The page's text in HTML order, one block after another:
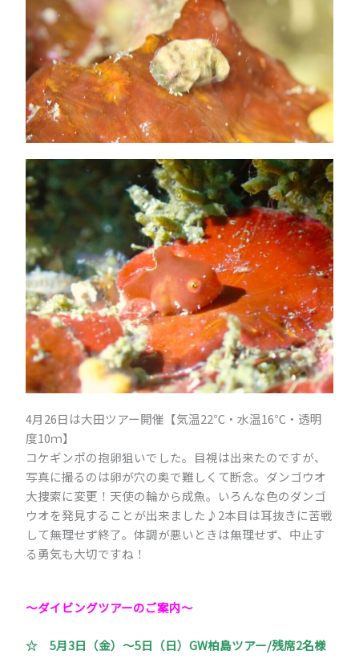
4月26日は大田ツアー開催【気温22℃・水温16℃・透明
度10ｍ】
コケギンポの抱卵狙いでした。目視は出来たのですが、
写真に撮るのは卵が穴の奥で難しくて断念。ダンゴウオ
大捜索に変更！天使の輪から成魚。いろんな色のダンゴ
ウオを発見することが出来ました♪2本目は耳抜きに苦戦
して無理せず終了。体調が悪いときは無理せず、中止す
る勇気も大切ですね！
～ダイビングツアーのご案内～
☆ 5月3日（金）～5日（日）GW柏島ツアー/残席2名様